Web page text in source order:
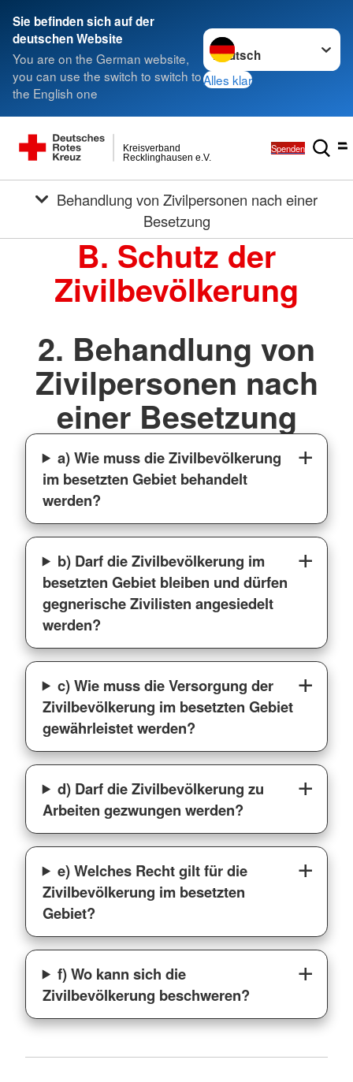
Sie befinden sich auf der
deutschen Website
You are on the German website,
you can use the switch to switch to
the English one
Sprache wechseln zu
Alles klar
Recklinghausen e.V.
Kreisverband Spenden
Besetzung
B. Schutz der
Zivilbevölkerung
2. Behandlung von
Zivilpersonen nach
einer Besetzung
a) Wie muss die Zivilbevölkerung
im besetzten Gebiet behandelt
werden?
b) Darf die Zivilbevölkerung im
besetzten Gebiet bleiben und dürfen
gegnerische Zivilisten angesiedelt
werden?
c) Wie muss die Versorgung der
Zivilbevölkerung im besetzten Gebiet
gewährleistet werden?
d) Darf die Zivilbevölkerung zu
Arbeiten gezwungen werden?
e) Welches Recht gilt für die
Zivilbevölkerung im besetzten
Gebiet?
f) Wo kann sich die
Zivilbevölkerung beschweren?